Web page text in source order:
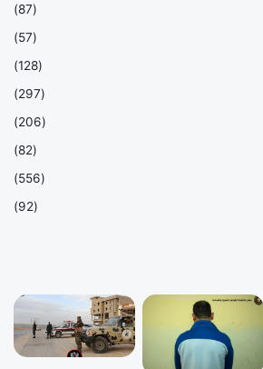
(87)
(57)
(128)
(297)
(206)
(82)
(556)
(92)